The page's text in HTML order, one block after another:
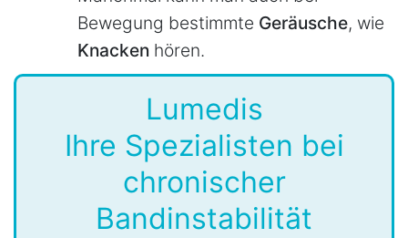
Bewegung bestimmte Geräusche, wie
Knacken hören.
Lumedis
Ihre Spezialisten bei
chronischer
Bandinstabilität